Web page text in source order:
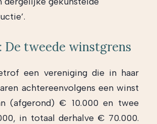
De tweede winstgrens
een vereniging die in haar
achtereenvolgens een winst
(afgerond) € 10.000 en twee
in totaal derhalve € 70.000.